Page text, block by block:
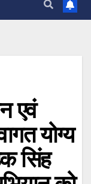
एवं
योग्य
सिंह